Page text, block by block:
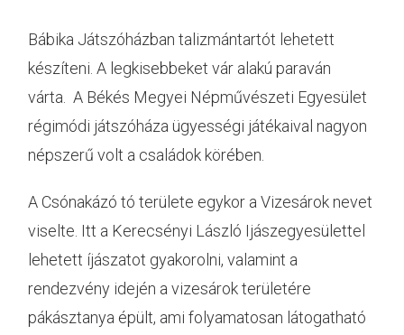
Bábika Játszóházban talizmántartót lehetett
készíteni. A legkisebbeket vár alakú paraván
várta. A Békés Megyei Népművészeti Egyesület
régimódi játszóháza ügyességi játékaival nagyon
népszerű volt a családok körében.
A Csónakázó tó területe egykor a Vizesárok nevet
viselte. Itt a Kerecsényi László Ijászegyesülettel
lehetett íjászatot gyakorolni, valamint a
rendezvény idején a vizesárok területére
pákásztanya épült, ami folyamatosan látogatható